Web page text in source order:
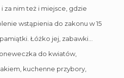
za nim też i miejsce, gdzie
wstąpienia do zakonu w 15
Łóżko jej, zabawki…
do kwiatów,
kuchenne przybory,